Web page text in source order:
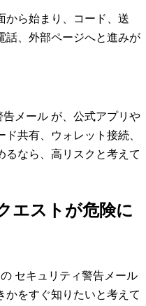
から始まり、コード、送
話、外部ページへと進みが
告メール が、公式アプリや
共有、ウォレット接続、
るなら、高リスクと考えて
エストが危険に
セキュリティ警告メール
かをすぐ知りたいと考えて